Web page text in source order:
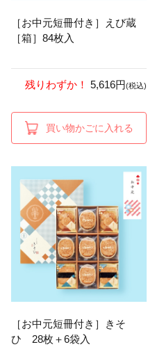
［お中元短冊付き］えび蔵
［箱］84枚入
残りわずか！ 5,616円(税込)
買い物かごに入れる
［お中元短冊付き］きそ
ひ 28枚＋6袋入